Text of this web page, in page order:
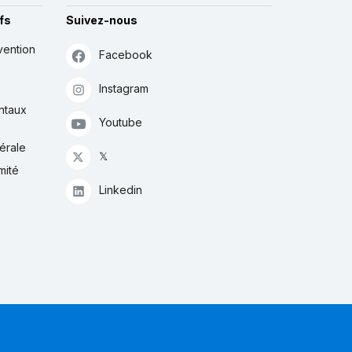
Suivez-nous
Facebook
Instagram
Youtube
𝕏
Linkedin